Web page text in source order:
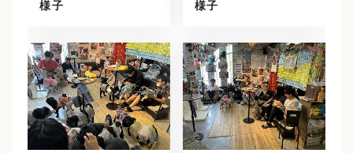
様子
様子